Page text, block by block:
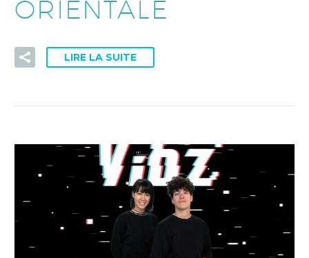
ORIENTALE
LIRE LA SUITE